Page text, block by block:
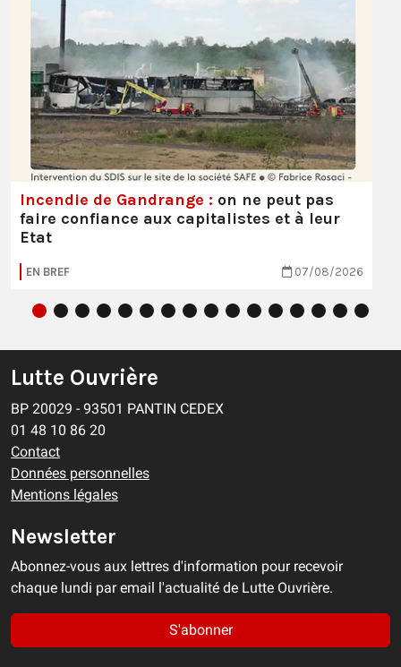
Incendie de Gandrange : on ne peut pas
faire confiance aux capitalistes et à leur
Etat
EN BREF 07/08/2026
Lutte Ouvrière
BP 20029 - 93501 PANTIN CEDEX
01 48 10 86 20
Contact
Données personnelles
Mentions légales
Newsletter
Abonnez-vous aux lettres d'information pour recevoir
chaque lundi par email l'actualité de Lutte Ouvrière.
S'abonner